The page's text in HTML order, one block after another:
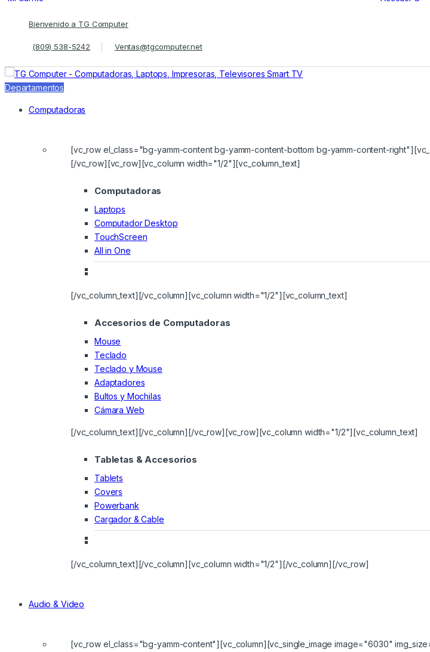
Bienvenido a TG Computer
(809) 538-5242 Ventas@tgcomputer.net
Departamentos
Computadoras
[vc_row el_class="bg-yamm-content bg-yamm-content-bottom bg-yamm-content-
[/vc_row][vc_row][vc_column width="1/2"][vc_column_text]
Computadoras
Laptops
Computador Desktop
TouchScreen
All in One
[/vc_column_text][/vc_column][vc_column width="1/2"][vc_column_text]
Accesorios de Computadoras
Mouse
Teclado
Teclado y Mouse
Adaptadores
Bultos y Mochilas
Cámara Web
[/vc_column_text][/vc_column][/vc_row][vc_row][vc_column width="1/2"][vc_column_text]
Tabletas & Accesorios
Tablets
Covers
Powerbank
Cargador & Cable
[/vc_column_text][/vc_column][vc_column width="1/2"][/vc_column][/vc_row]
Audio & Video
[vc_row el_class="bg-yamm-content"][vc_column][vc_single_image image="6030"